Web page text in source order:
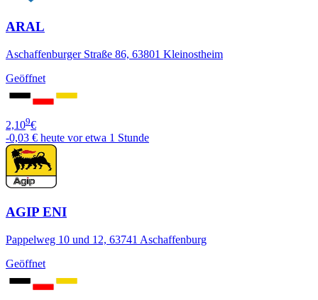
ARAL
Aschaffenburger Straße 86, 63801 Kleinostheim
Geöffnet
2,109€
-0,03 € heute vor etwa 1 Stunde
AGIP ENI
Pappelweg 10 und 12, 63741 Aschaffenburg
Geöffnet